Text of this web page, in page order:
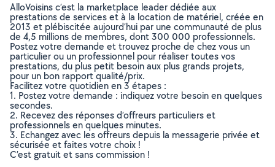
AlloVoisins c’est la marketplace leader dédiée aux
prestations de services et à la location de matériel, créée en
2013 et plébiscitée aujourd’hui par une communauté de plus
de 4,5 millions de membres, dont 300 000 professionnels.
Postez votre demande et trouvez proche de chez vous un
particulier ou un professionnel pour réaliser toutes vos
prestations, du plus petit besoin aux plus grands projets,
pour un bon rapport qualité/prix.
Facilitez votre quotidien en 3 étapes :
1. Postez votre demande : indiquez votre besoin en quelques
secondes.
2. Recevez des réponses d’offreurs particuliers et
professionnels en quelques minutes.
3. Echangez avec les offreurs depuis la messagerie privée et
sécurisée et faites votre choix !
C’est gratuit et sans commission !